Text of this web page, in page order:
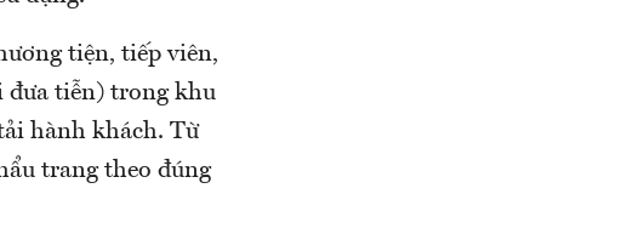
tiện, tiếp viên,
đưa tiễn) trong khu
hành khách. Từ
trang theo đúng